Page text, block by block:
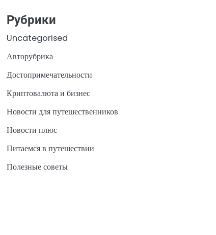
Рубрики
Uncategorised
Авторубрика
Достопримечательности
Криптовалюта и бизнес
Новости для путешественников
Новости плюс
Питаемся в путешествии
Полезные советы